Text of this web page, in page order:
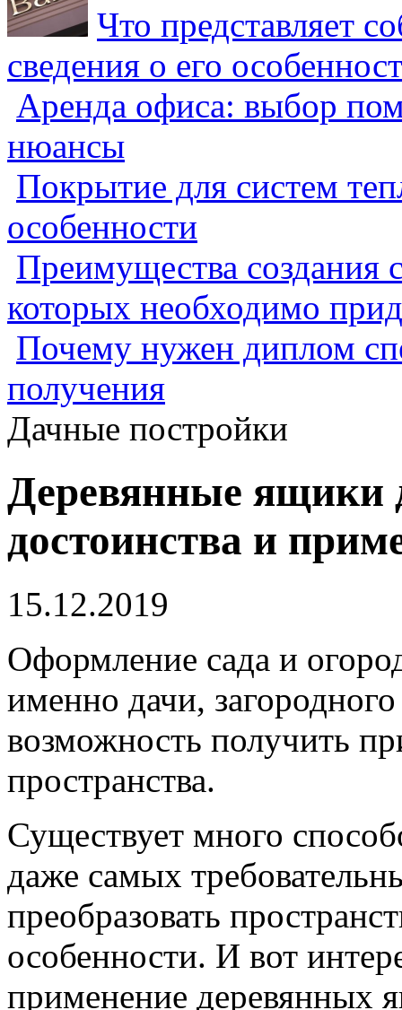
Что представляет
сведения о его
Аренда офиса: выбор
нюансы
Покрытие для систем
особенности
Преимущества создания
которых необходимо
Почему нужен диплом
получения
Дачные постройки
Деревянные ящики
достоинства и
15.12.2019
Оформление сада и
именно дачи,
возможность получить
пространства.
Существует много
даже самых
преобразовать
особенности. И вот
применение деревянных